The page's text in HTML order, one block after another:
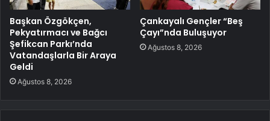
Başkan Özgökçen,
Pekyatırmacı ve Bağcı
Şefikcan Parkı’nda
Vatandaşlarla Bir Araya
Geldi
Ağustos 8, 2026
Çankayalı Gençler “Beş
Çayı”nda Buluşuyor
Ağustos 8, 2026